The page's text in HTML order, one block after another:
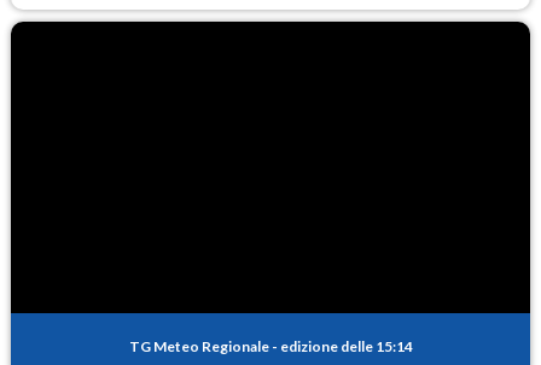
TG Meteo Regionale - edizione delle 15:14